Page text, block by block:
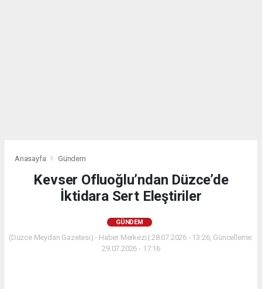
Anasayfa Gündem
Kevser Ofluoğlu’ndan Düzce’de
İktidara Sert Eleştiriler
GÜNDEM
(Düzce Meydan Gazetesi) - Haber Merkezi | 28.07.2026 - 13:26, Güncelleme:
29.07.2026 - 17:16